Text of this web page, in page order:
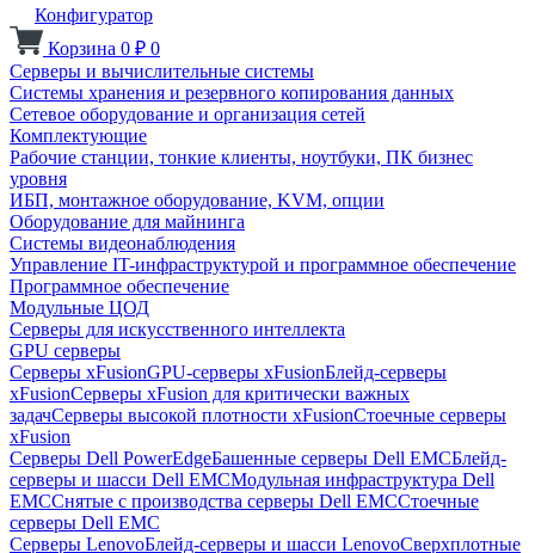
Конфигуратор
Корзина 0 ₽ 0
Серверы и вычислительные системы
Системы хранения и резервного копирования данных
Сетевое оборудование и организация сетей
Комплектующие
Рабочие станции, тонкие клиенты, ноутбуки, ПК бизнес
уровня
ИБП, монтажное оборудование, KVM, опции
Оборудование для майнинга
Системы видеонаблюдения
Управление IT-инфраструктурой и программное обеспечение
Программное обеспечение
Модульные ЦОД
Серверы для искусственного интеллекта
GPU серверы
Серверы xFusionGPU-серверы xFusionБлейд-серверы
xFusionСерверы xFusion для критически важных
задачСерверы высокой плотности xFusionСтоечные серверы
xFusion
Серверы Dell PowerEdgeБашенные серверы Dell EMCБлейд-
серверы и шасси Dell EMCМодульная инфраструктура Dell
EMCСнятые с производства серверы Dell EMCСтоечные
серверы Dell EMC
Серверы LenovoБлейд-серверы и шасси LenovoСверхплотные